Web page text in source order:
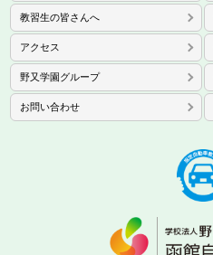
教習生の皆さんへ
アクセス
野又学園グループ
お問い合わせ